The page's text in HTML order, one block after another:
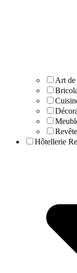
Art de
Hôtellerie